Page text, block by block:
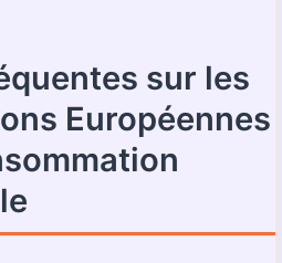
sur les
Européennes